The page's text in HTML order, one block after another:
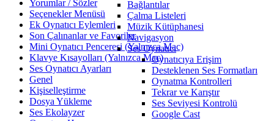
Bağlantılar
Çalma Listeleri
Müzik Kütüphanesi
Navigasyon
Ses Oynatıcı
Oynatıcıya Erişim
Desteklenen Ses Formatları
Oynatma Kontrolleri
Tekrar ve Karıştır
Ses Seviyesi Kontrolü
Google Cast
Yorumlar / Sözler
Seçenekler Menüsü
Ek Oynatıcı Eylemleri
Son Çalınanlar ve Favoriler
Mini Oynatıcı Penceresi (Yalnızca Mac)
Klavye Kısayolları (Yalnızca Mac)
Ses Oynatıcı Ayarları
Genel
Kişiselleştirme
Dosya Yükleme
Ses Ekolayzer